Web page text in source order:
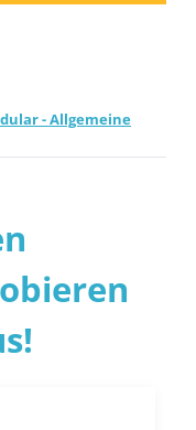
- Allgemeine